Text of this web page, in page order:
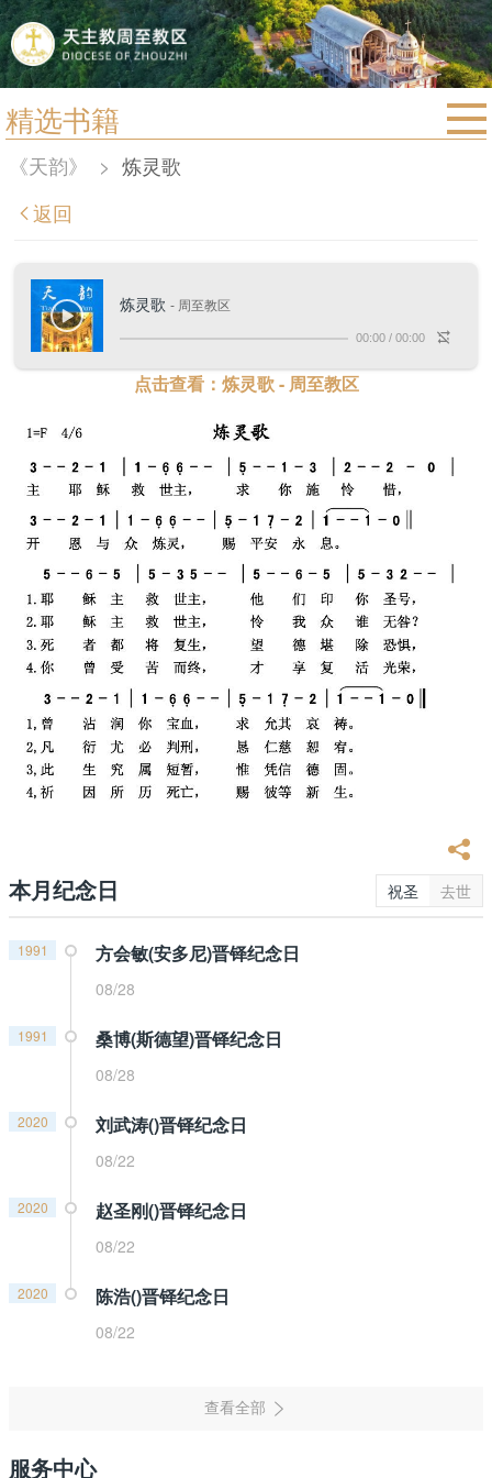
精选书籍
首页
宗教法规
教区简介
信仰文萃
教会圣月
《天韵》 > 炼灵歌
返回
炼灵歌 - 周至教区
00:00 / 00:00
点击查看：炼灵歌 - 周至教区
本月纪念日 祝圣 去世
1991 方会敏(安多尼)晋铎纪念日
08/28
1991 桑博(斯德望)晋铎纪念日
08/28
2020 刘武涛()晋铎纪念日
08/22
2020 赵圣刚()晋铎纪念日
08/22
2020 陈浩()晋铎纪念日
08/22
服务中心